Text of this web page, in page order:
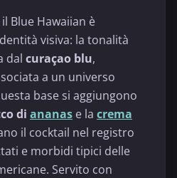
Blue Hawaiian è
visiva: la tonalità
dal curaçao blu,
a un universo
base si aggiungono
di ananas e la crema
il cocktail nel registro
e morbidi tipici delle
Servito con